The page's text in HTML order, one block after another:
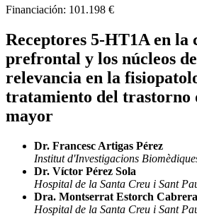
Financiación: 101.198 €
Receptores 5-HT1A en la
prefrontal y los núcleos
relevancia en la
tratamiento del trastorno
mayor
Dr. Francesc Artigas Pérez
Institut d'Investigacions
Dr. Víctor Pérez Sola
Hospital de la Santa Creu i Sant
Dra. Montserrat Estorch Cabrera
Hospital de la Santa Creu i Sant